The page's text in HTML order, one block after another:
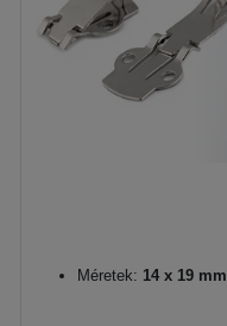
Méretek: 14 x 19 mm